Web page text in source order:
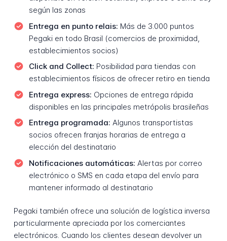
según las zonas
Entrega en punto relais: Más de 3.000 puntos
Pegaki en todo Brasil (comercios de proximidad,
establecimientos socios)
Click and Collect: Posibilidad para tiendas con
establecimientos físicos de ofrecer retiro en tienda
Entrega express: Opciones de entrega rápida
disponibles en las principales metrópolis brasileñas
Entrega programada: Algunos transportistas
socios ofrecen franjas horarias de entrega a
elección del destinatario
Notificaciones automáticas: Alertas por correo
electrónico o SMS en cada etapa del envío para
mantener informado al destinatario
Pegaki también ofrece una solución de logística inversa
particularmente apreciada por los comerciantes
electrónicos. Cuando los clientes desean devolver un